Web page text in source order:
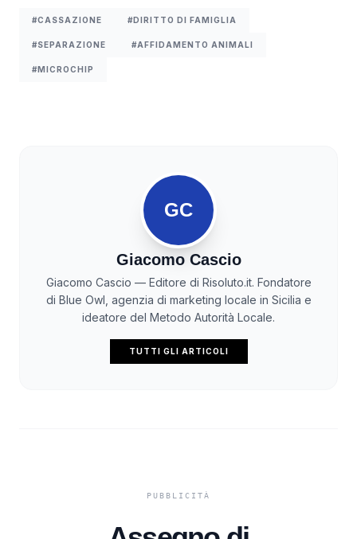
#CASSAZIONE #DIRITTO DI FAMIGLIA
#SEPARAZIONE #AFFIDAMENTO ANIMALI
#MICROCHIP
GC
Giacomo Cascio
Giacomo Cascio — Editore di Risoluto.it. Fondatore
di Blue Owl, agenzia di marketing locale in Sicilia e
ideatore del Metodo Autorità Locale.
TUTTI GLI ARTICOLI